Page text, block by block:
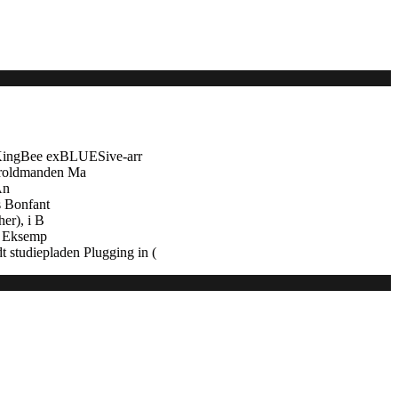
exBLUESive-arr
Ma
Bonfant
i B
studiepladen Plugging in (